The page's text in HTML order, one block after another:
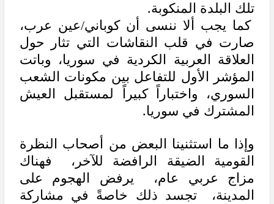
تلك البلدة المنكوبة.
كما يجب ألا ننسى أن كوباني/عين عرب،
صارت في قلب النقاشات التي تثار حول
العلاقة العربية الكردية في سوريا، وباتت
المؤشر الأول للتفاعل بين مكونات الشعب
السوري، واختباراً كبيراً لمستقبل العيش
المشترك في سوريا.
وإذا ما استثنينا البعض من أصحاب النظرة
القومية الضيقة الرافضة للآخر، فهناك
مزاج عربي عام، يرفض الهجوم على
المدينة، تجسد ذلك خاصةً في مشاركة